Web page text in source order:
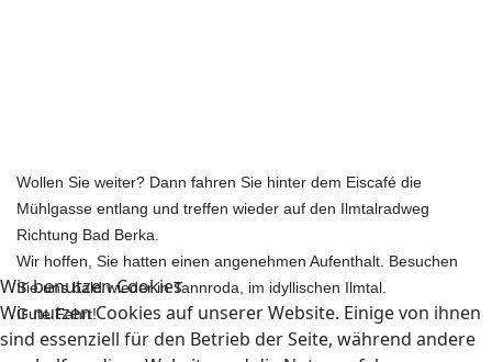
Wollen Sie weiter? Dann fahren Sie hinter dem Eiscafé die
Mühlgasse entlang und treffen wieder auf den Ilmtalradweg
Richtung Bad Berka.
Wir hoffen, Sie hatten einen angenehmen Aufenthalt. Besuchen
Sie uns bald wieder in Tannroda, im idyllischen Ilmtal.
Gute Fahrt!
Wir benutzen Cookies
Wir nutzen Cookies auf unserer Website. Einige von ihnen
sind essenziell für den Betrieb der Seite, während andere